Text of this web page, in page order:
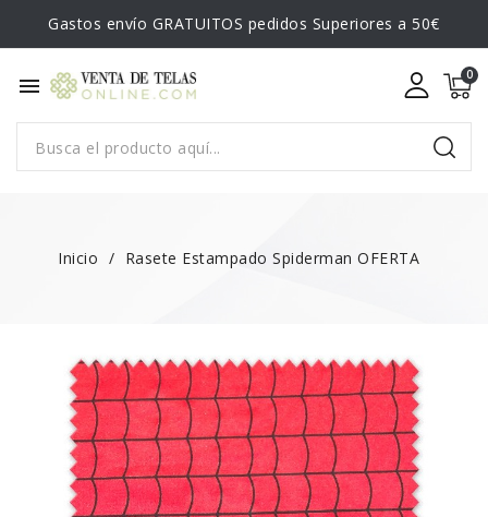
Gastos envío GRATUITOS pedidos Superiores a 50€
menu
Inicio Rasete Estampado Spiderman OFERTA